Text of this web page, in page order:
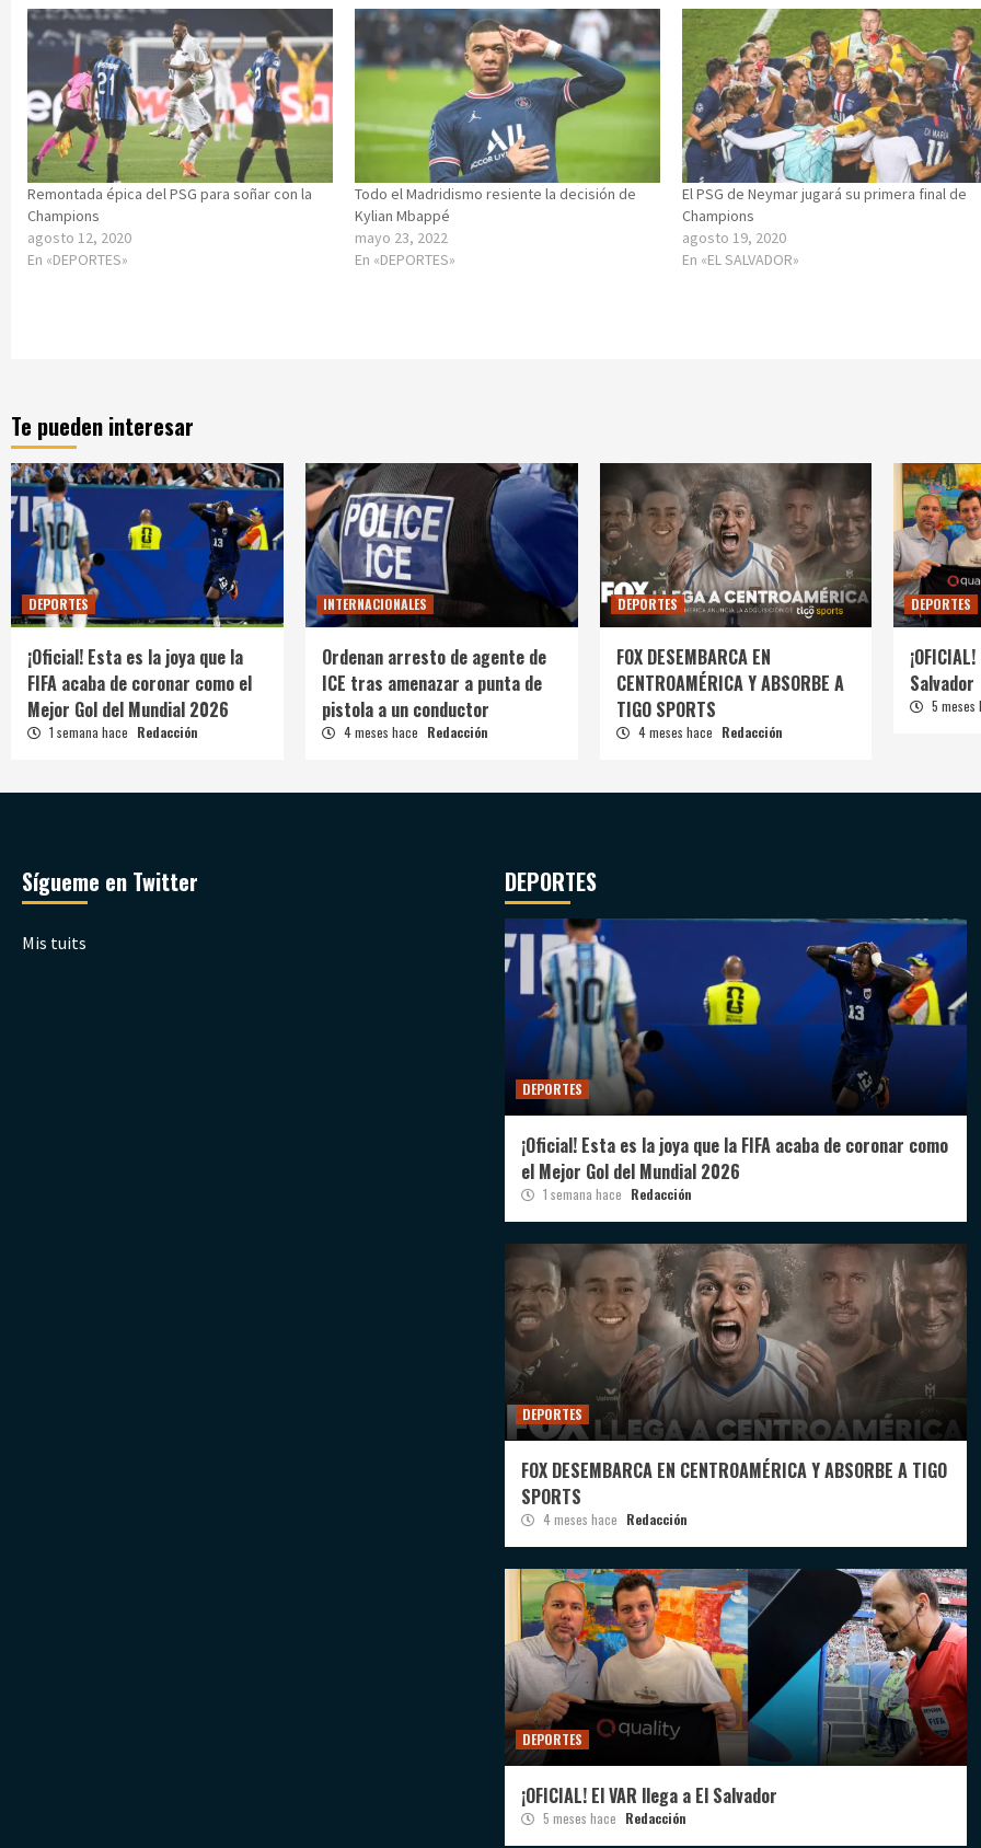
Remontada épica del PSG para soñar con la
Champions
agosto 12, 2020
En «DEPORTES»
Todo el Madridismo resiente la decisión de
Kylian Mbappé
mayo 23, 2022
En «DEPORTES»
El PSG de Neymar jugará su primera final de
Champions
agosto 19, 2020
En «EL SALVADOR»
Te pueden interesar
DEPORTES
¡Oficial! Esta es la joya que la
FIFA acaba de coronar como el
Mejor Gol del Mundial 2026
1 semana hace Redacción
INTERNACIONALES
Ordenan arresto de agente de
ICE tras amenazar a punta de
pistola a un conductor
4 meses hace Redacción
DEPORTES
FOX DESEMBARCA EN
CENTROAMÉRICA Y ABSORBE A
TIGO SPORTS
4 meses hace Redacción
DEPORTES
Salvador
5
Sígueme en Twitter
Mis tuits
DEPORTES
DEPORTES
¡Oficial! Esta es la joya que la FIFA acaba de coronar como
el Mejor Gol del Mundial 2026
1 semana hace Redacción
DEPORTES
FOX DESEMBARCA EN CENTROAMÉRICA Y ABSORBE A TIGO
SPORTS
4 meses hace Redacción
DEPORTES
¡OFICIAL! El VAR llega a El Salvador
5 meses hace Redacción